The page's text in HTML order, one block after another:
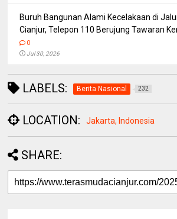
Buruh Bangunan Alami Kecelakaan di
Cianjur, Telepon 110 Berujung Tawaran
0
Jul 30, 2026
LABELS: Berita Nasional 232
LOCATION: Jakarta, Indonesia
SHARE: